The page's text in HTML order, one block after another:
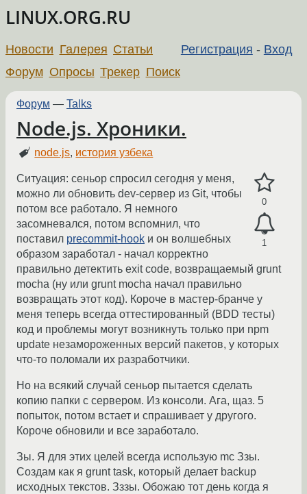
LINUX.ORG.RU
Регистрация - Вход
Новости Галерея Статьи
Форум Опросы Трекер Поиск
Форум — Talks
Node.js. Хроники.
node.js, история узбека
0
1
Ситуация: сеньор спросил сегодня у меня,
можно ли обновить dev-сервер из Git, чтобы
потом все работало. Я немного
засомневался, потом вспомнил, что
поставил precommit-hook и он волшебных
образом заработал - начал корректно
правильно детектить exit code, возвращаемый grunt
mocha (ну или grunt mocha начал правильно
возвращать этот код). Короче в мастер-бранче у
меня теперь всегда оттестированный (BDD тесты)
код и проблемы могут возникнуть только при npm
update незамороженных версий пакетов, у которых
что-то поломали их разработчики.
Но на всякий случай сеньор пытается сделать
копию папки с сервером. Из консоли. Ага, щаз. 5
попыток, потом встает и спрашивает у другого.
Короче обновили и все заработало.
Зы. Я для этих целей всегда использую mc Ззы.
Создам как я grunt task, который делает backup
исходных текстов. Зззы. Обожаю тот день когда я